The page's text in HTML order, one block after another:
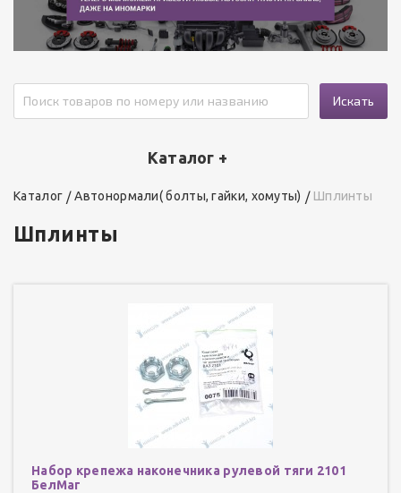
Искать
Каталог +
Каталог Автонормали( болты, гайки, хомуты) Шплинты
Шплинты
Набор крепежа наконечника рулевой тяги 2101
БелМаг